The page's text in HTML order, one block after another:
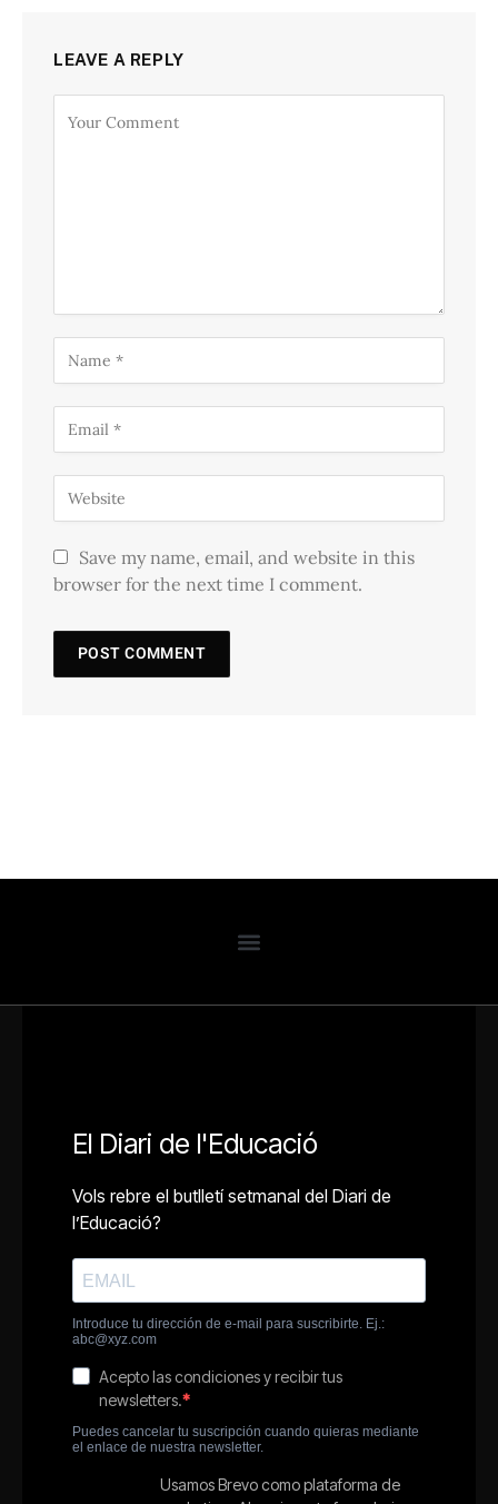
LEAVE A REPLY
Save my name, email, and website in this
browser for the next time I comment.